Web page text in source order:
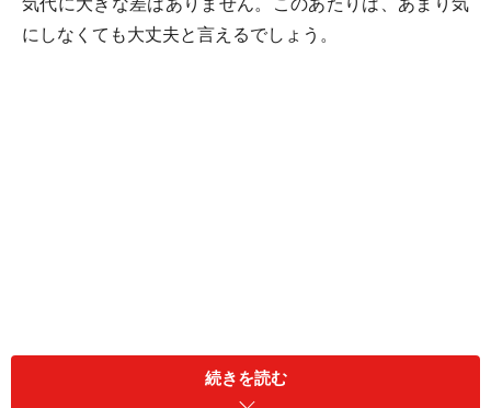
にしなくても大丈夫と言えるでしょう。
続きを読む